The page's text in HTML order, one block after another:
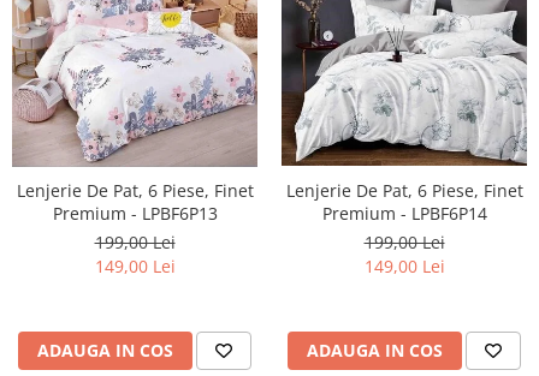
Lenjerie De Pat, 6 Piese, Finet
Premium - LPBF6P13
199,00 Lei
149,00 Lei
ADAUGA IN COS
Lenjerie De Pat, 6 Piese, Finet
Premium - LPBF6P14
199,00 Lei
149,00 Lei
ADAUGA IN COS